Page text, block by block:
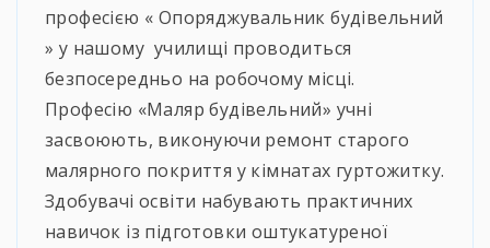
професією « Опоряджувальник будівельний
» у нашому училищі проводиться
безпосередньо на робочому місці.
Професію «Маляр будівельний» учні
засвоюють, виконуючи ремонт старого
малярного покриття у кімнатах гуртожитку.
Здобувачі освіти набувають практичних
навичок із підготовки оштукатуреної